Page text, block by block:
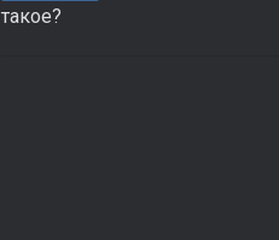
такое?